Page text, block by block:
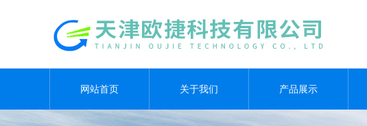
网站首页 关于我们 产品展示